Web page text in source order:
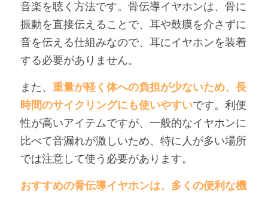
音楽を聴く方法です。骨伝導イヤホンは、骨に
振動を直接伝えることで、耳や鼓膜を介さずに
音を伝える仕組みなので、耳にイヤホンを装着
する必要がありません。
また、 重量が軽く体への負担が少ないため、長
時間のサイクリングにも使いやすいです。利便
性が高いアイテムですが、一般的なイヤホンに
比べて音漏れが激しいため、特に人が多い場所
では注意して使う必要があります。
おすすめの骨伝導イヤホンは、多くの便利な機